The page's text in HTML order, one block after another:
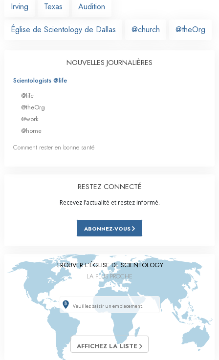
Irving
Texas Audition
Église de Scientology de Dallas @church @theOrg
NOUVELLES JOURNALIÈRES
Scientologists @life
@life
@theOrg
@work
@home
Comment rester en bonne santé
RESTEZ CONNECTÉ
Recevez l’actualité et restez informé.
ABONNEZ-VOUS
TROUVER L’ÉGLISE DE SCIENTOLOGY
LA PLUS PROCHE
AFFICHEZ LA LISTE